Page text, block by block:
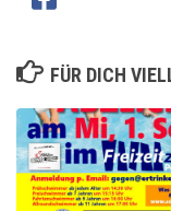
FÜR DICH